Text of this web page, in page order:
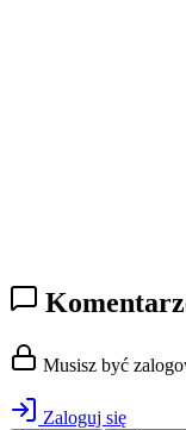
Musisz być
Zaloguj się